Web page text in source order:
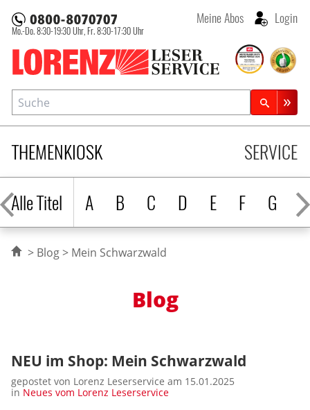
Lorenz Leserservice
Mo.-Do. 8:30-19:30 Uhr, Fr. 8:30-17:30 Uhr
Meine Abos Login
THEMENKIOSK
Alle Titel
A B C D E F G H
SERVICE
Suche
Zeitschriftensuche
Blog Mein Schwarzwald
Blog
NEU im Shop: Mein Schwarzwald
gepostet von Lorenz Leserservice am 15.01.2025
in Neues vom Lorenz Leserservice